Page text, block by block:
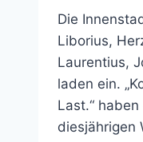
Die
Liborius,
Laurentius,
laden ein.
Last.“
diesjährigen